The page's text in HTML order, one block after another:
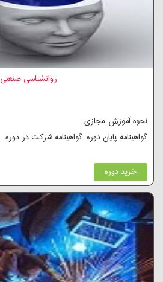
روانشناسی صنعتی
نحوه آموزش :مجازی
گواهینامه پایان دوره :گواهینامه شرکت در دوره
خرید دوره